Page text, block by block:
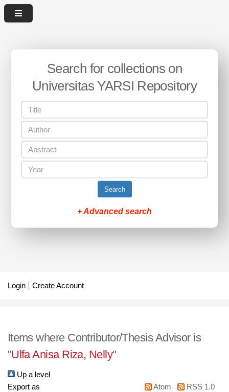
Search for collections on
Universitas YARSI Repository
Search
+ Advanced search
Login Create Account
Items where Contributor/Thesis Advisor is
"Ulfa Anisa Riza, Nelly"
Up a level
Export as
Atom
RSS 1.0